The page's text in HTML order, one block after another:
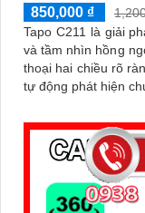
850,000 ₫
Tapo C211 là giải
và tầm nhìn hồng ngoại lên
thoại hai chiều rõ
tự động phát hiện